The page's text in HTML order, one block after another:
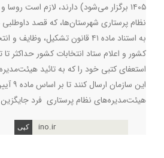
۱۴۰۵ برگزار می‌شود) دارند، لازم است
نظام پرستاری شهرستان‌ها، که قصد داوطلبی
به استناد ماده ۴۱ قانون تشکیل،
استعفای کتبی خود را که به تائید
این
هیئت‌مدیره‌های نظام پرستاری فرد
ino.ir